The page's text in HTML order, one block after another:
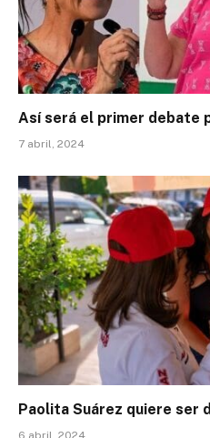
Así será el primer debate
7 abril, 2024
Paolita Suárez quiere ser
6 abril, 2024